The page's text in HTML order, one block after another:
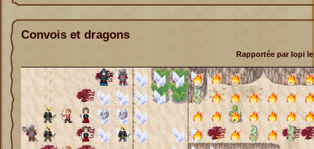
Convois et dragons
Rapportée par Iopi le